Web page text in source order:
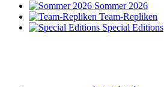
Sommer 2026
Team-Repliken
Special Editions